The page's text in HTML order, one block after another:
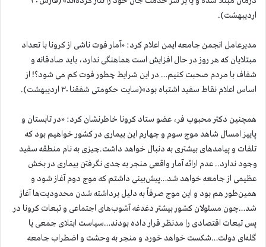
اردیبهشت).
مدیرعامل انجمن جامعه ایمن اعلام کرد: «آمار فوت ناشی از کرونا با تعداد
مبتلایان که هر روز در حال افزایش است هماهنگی ندارد، باید صادقانه و
شفاف با مردم صحبت کنیم… در این شرایط چطور فوت کم می شود؟! از
اساس اعلام نقاط سفید اشتباه بود»(سایت حکومتی شفقنا ۳۰ اردیبهشت).
همچنین دکتر محبوب فر، عضو ستاد کرونا خاطرنشان کرد: «در تابستان و
پاییز امسال شاهد موج سوم و چهارم این بیماری در کشور خواهیم بود که
تلفات و پیامدهای بیشتری به دنبال خواهد داشت.چیزی به نام منطقه سفید
وجود ندارد.. عدم ارائه آمار واقعی منجر به جدی نگرفتن بیماری در بخش
عظیمی از جامعه خواهد شد…پیش‌بینی داشتم که موج دوم آغاز شود و
همین‌طور هم بود و این موج صرفاً به دلیل برداشته شدن محدودیت‌ها آغاز
شد…چون مسئولان کشور بیشتر دغدغه آشوب‌های اجتماعی و تبعات کرونا در
پس تبعات اقتصادی را مدنظر قرار داده بودند…سیاست ابتلای جمعی یا
گله‌ای دولت…شکست خواهد خورد و منجر به وحشت و اضطراب جامعه